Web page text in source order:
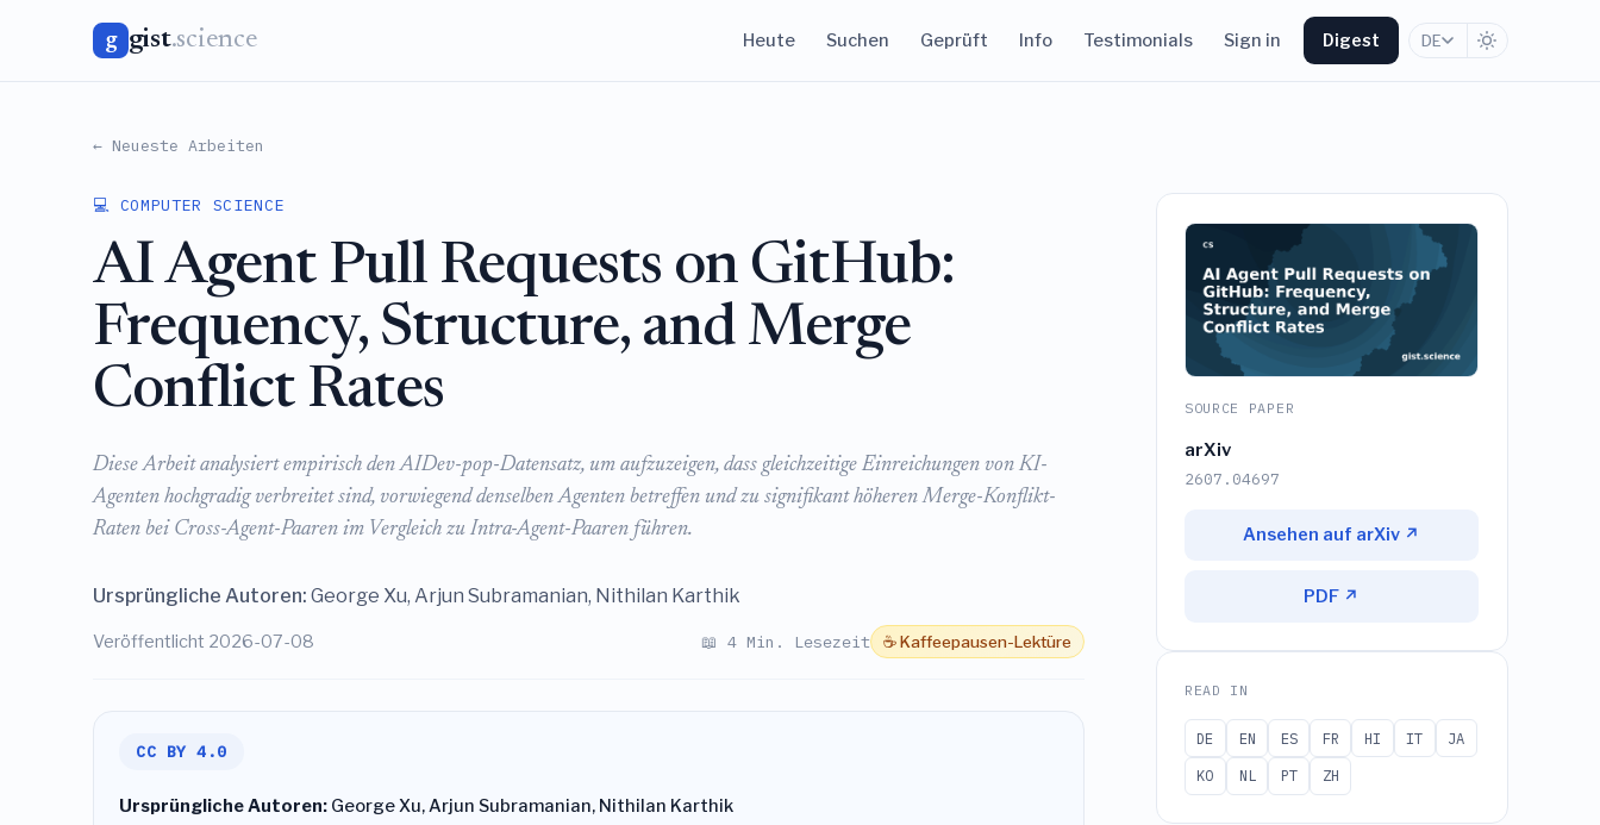
g gist.science Heute Suchen Geprüft Info Testimonials Sign in Digest DE
← Neueste Arbeiten
💻 COMPUTER SCIENCE
AI Agent Pull Requests on GitHub:
Frequency, Structure, and Merge
Conflict Rates
Diese Arbeit analysiert empirisch den AIDev-pop-Datensatz, um aufzuzeigen, dass gleichzeitige Einreichungen von KI-
Agenten hochgradig verbreitet sind, vorwiegend denselben Agenten betreffen und zu signifikant höheren Merge-Konflikt-
Raten bei Cross-Agent-Paaren im Vergleich zu Intra-Agent-Paaren führen.
Ursprüngliche Autoren: George Xu, Arjun Subramanian, Nithilan Karthik
Veröffentlicht 2026-07-08 📖 4 Min. Lesezeit ☕ Kaffeepausen-Lektüre
CC BY 4.0
Ursprüngliche Autoren:George Xu, Arjun Subramanian, Nithilan Karthik
SOURCE PAPER
arXiv
2607.04697
Ansehen auf arXiv ↗
PDF ↗
READ IN
DE EN ES FR HI IT
JA
KO
NL PT ZH